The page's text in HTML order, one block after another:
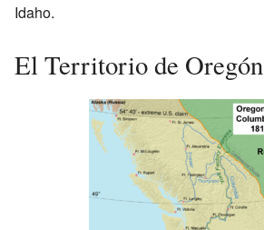
Idaho.
El Territorio de Oregón